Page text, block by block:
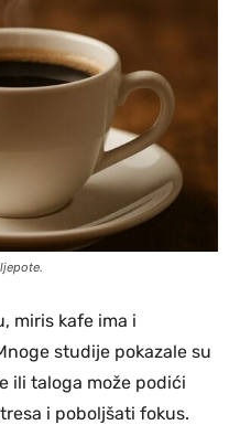
miris kafe ima i
studije pokazale su
ili taloga može podići
i poboljšati fokus.